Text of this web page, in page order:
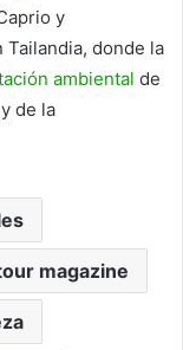
y
Tailandia, donde la
ambiental de
de la
magazine